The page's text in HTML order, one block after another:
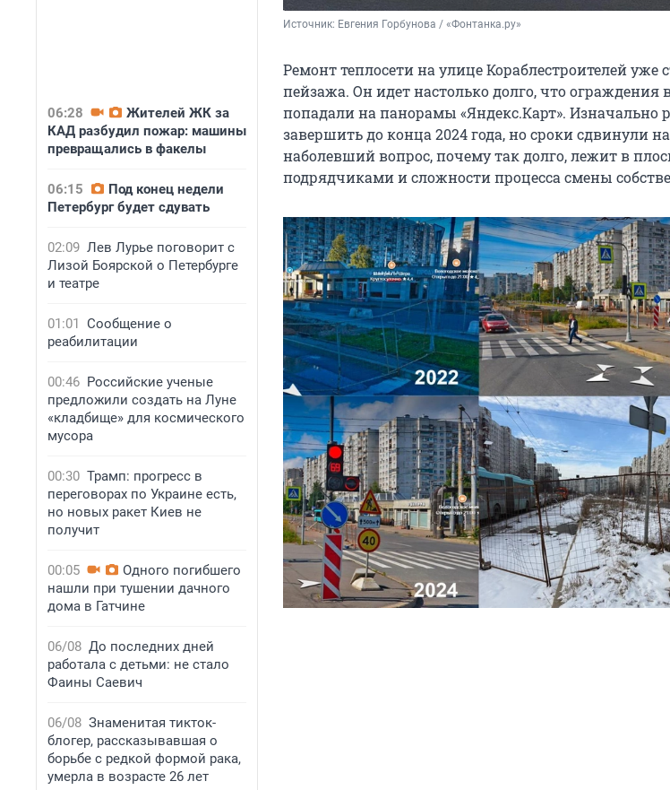
06:28
Жителей ЖК за
КАД разбудил пожар: машины
превращались в факелы
06:15
Под конец недели
Петербург будет сдувать
02:09 Лев Лурье поговорит с
Лизой Боярской о Петербурге
и театре
01:01 Сообщение о
реабилитации
00:46 Российские ученые
предложили создать на Луне
«кладбище» для космического
мусора
00:30 Трамп: прогресс в
переговорах по Украине есть,
но новых ракет Киев не
получит
00:05
Одного погибшего
нашли при тушении дачного
дома в Гатчине
06/08 До последних дней
работала с детьми: не стало
Фаины Саевич
06/08 Знаменитая тикток-
блогер, рассказывавшая о
борьбе с редкой формой рака,
умерла в возрасте 26 лет
Источник: Евгения Горбунова / «Фонтанка.ру»
Ремонт теплосети на улице Кораблестроителей уже
пейзажа. Он идет настолько долго, что ограждения
попадали на панорамы «Яндекс.Карт». Изначально
завершить до конца 2024 года, но сроки сдвинули
наболевший вопрос, почему так долго, лежит в
подрядчиками и сложности процесса смены